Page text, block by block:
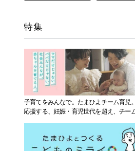
特集
子育てをみんなで。たまひよチーム育児
応援する、妊娠・育児世代を超え、チー